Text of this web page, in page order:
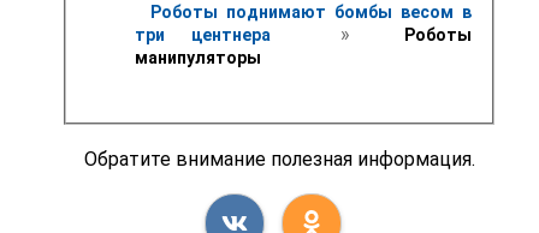
Роботы поднимают бомбы весом в
три центнера
»
Роботы
манипуляторы
Обратите внимание полезная информация.